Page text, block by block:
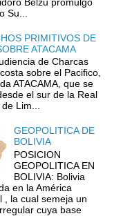
Su...
PRIMITIVOS DE
ATACAMA
de Charcas
sobre el Pacifico,
ATACAMA, que se
el sur de la Real
Lim...
GEOPOLITICA DE
BOLIVIA
POSICION
GEOPOLITICA EN
BOLIVIA: Bolivia
en la América
, la cual semeja un
cuya base